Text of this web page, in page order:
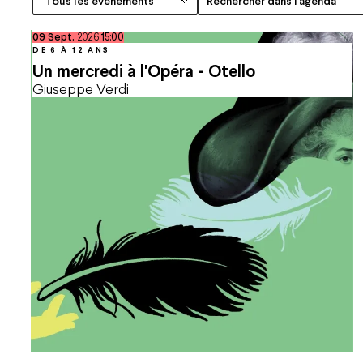
Un mercredi à l'Opéra - Otello
Giuseppe Verdi
DE 6 À 12 ANS
09septembre
Sept. 202615:00
Espace Presse Marchés publicsCo-